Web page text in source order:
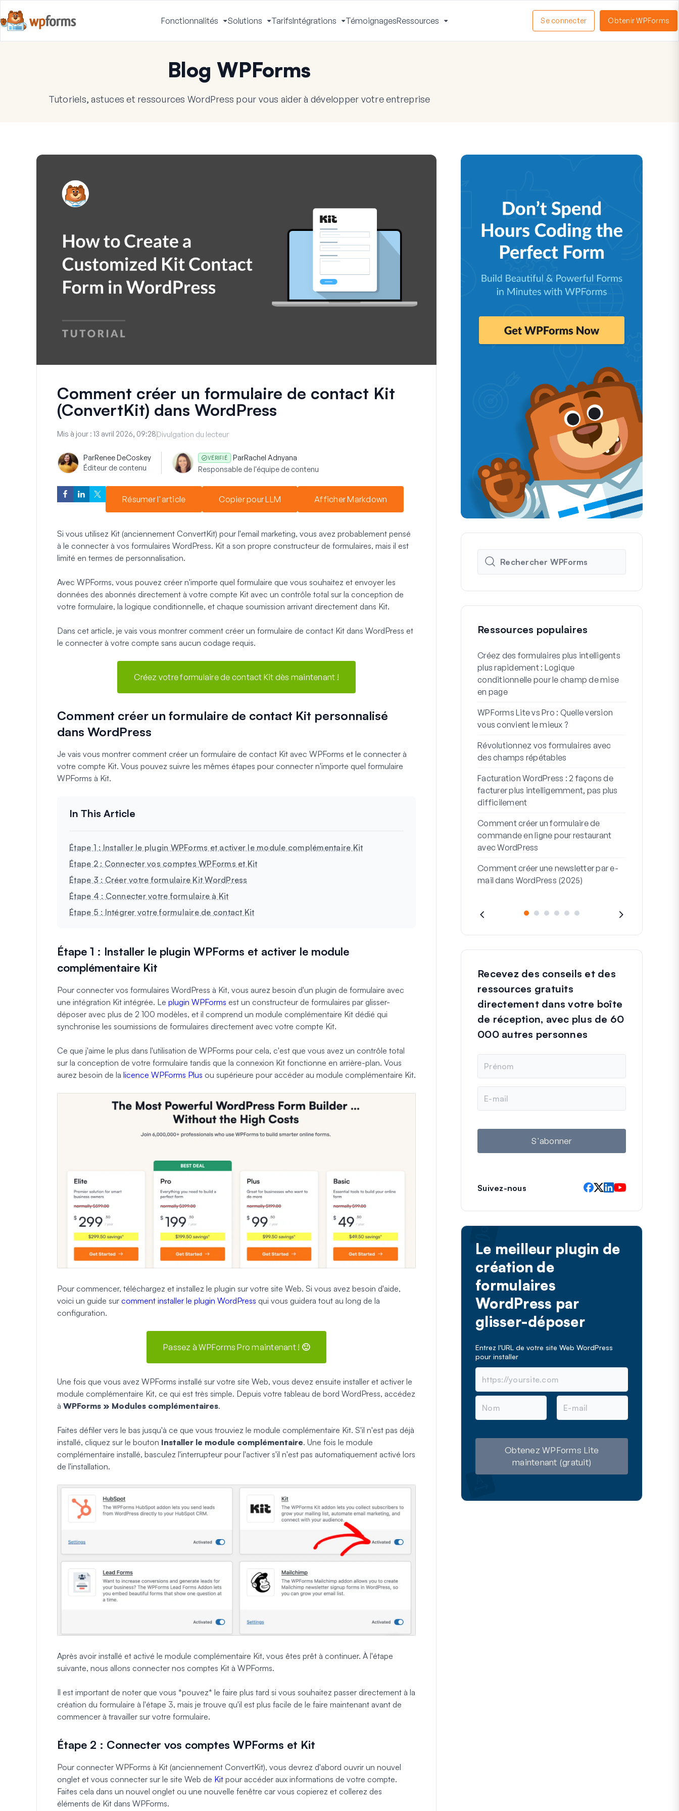
Fonctionnalités
Activer
le
Solutions
Activer
le
TarifsIntégrations
Activer
le
TémoignagesRessources
le
Se connecter Obtenir WPForms
Blog WPForms
Tutoriels, astuces et ressources WordPress pour vous aider à développer votre entreprise
Comment créer un formulaire de contact Kit
(ConvertKit) dans WordPress
Mis à jour : 13 avril 2026, 09:28Divulgation du lecteur
ParRenee DeCoskey
Éditeur de contenu
VÉRIFIÉ ParRachel Adnyana
Responsable de l'équipe de contenu
Résumer l'article Copier pour LLM Afficher Markdown
Si vous utilisez Kit (anciennement ConvertKit) pour l'email marketing, vous avez probablement pensé
à le connecter à vos formulaires WordPress. Kit a son propre constructeur de formulaires, mais il est
limité en termes de personnalisation.
Avec WPForms, vous pouvez créer n'importe quel formulaire que vous souhaitez et envoyer les
données des abonnés directement à votre compte Kit avec un contrôle total sur la conception de
votre formulaire, la logique conditionnelle, et chaque soumission arrivant directement dans Kit.
Dans cet article, je vais vous montrer comment créer un formulaire de contact Kit dans WordPress et
le connecter à votre compte sans aucun codage requis.
Créez votre formulaire de contact Kit dès maintenant !
Comment créer un formulaire de contact Kit personnalisé
dans WordPress
Je vais vous montrer comment créer un formulaire de contact Kit avec WPForms et le connecter à
votre compte Kit. Vous pouvez suivre les mêmes étapes pour connecter n'importe quel formulaire
WPForms à Kit.
Étape 1 : Installer le plugin WPForms et activer le module complémentaire Kit
Étape 2 : Connecter vos comptes WPForms et Kit
Étape 3 : Créer votre formulaire Kit WordPress
Étape 4 : Connecter votre formulaire à Kit
Étape 5 : Intégrer votre formulaire de contact Kit
Étape 1 : Installer le plugin WPForms et activer le module
complémentaire Kit
Pour connecter vos formulaires WordPress à Kit, vous aurez besoin d'un plugin de formulaire avec
une intégration Kit intégrée. Le plugin WPForms est un constructeur de formulaires par glisser-
déposer avec plus de 2 100 modèles, et il comprend un module complémentaire Kit dédié qui
synchronise les soumissions de formulaires directement avec votre compte Kit.
Ce que j'aime le plus dans l'utilisation de WPForms pour cela, c'est que vous avez un contrôle total
sur la conception de votre formulaire tandis que la connexion Kit fonctionne en arrière-plan. Vous
aurez besoin de la licence WPForms Plus ou supérieure pour accéder au module complémentaire Kit.
Pour commencer, téléchargez et installez le plugin sur votre site Web. Si vous avez besoin d'aide,
voici un guide sur comment installer le plugin WordPress qui vous guidera tout au long de la
configuration.
Passez à WPForms Pro maintenant ! 🙂
Une fois que vous avez WPForms installé sur votre site Web, vous devez ensuite installer et activer le
module complémentaire Kit, ce qui est très simple. Depuis votre tableau de bord WordPress, accédez
à WPForms » Modules complémentaires.
Faites défiler vers le bas jusqu'à ce que vous trouviez le module complémentaire Kit. S'il n'est pas déjà
installé, cliquez sur le bouton Installer le module complémentaire. Une fois le module
complémentaire installé, basculez l'interrupteur pour l'activer s'il n'est pas automatiquement activé lors
de l'installation.
Après avoir installé et activé le module complémentaire Kit, vous êtes prêt à continuer. À l'étape
suivante, nous allons connecter nos comptes Kit à WPForms.
Il est important de noter que vous *pouvez* le faire plus tard si vous souhaitez passer directement à la
création du formulaire à l'étape 3, mais je trouve qu'il est plus facile de le faire maintenant avant de
commencer à travailler sur votre formulaire.
Étape 2 : Connecter vos comptes WPForms et Kit
Pour connecter WPForms à Kit (anciennement ConvertKit), vous devrez d'abord ouvrir un nouvel
onglet et vous connecter sur le site Web de Kit pour accéder aux informations de votre compte.
Faites cela dans un nouvel onglet ou une nouvelle fenêtre car vous copierez et collerez des
éléments de Kit dans WPForms.
Ressources populaires
Créez des formulaires plus intelligents
plus rapidement : Logique
conditionnelle pour le champ de mise
en page
WPForms Lite vs Pro : Quelle version
vous convient le mieux ?
Révolutionnez vos formulaires avec
des champs répétables
Facturation WordPress : 2 façons de
facturer plus intelligemment, pas plus
difficilement
Comment créer un formulaire de
commande en ligne pour restaurant
avec WordPress
Comment créer une newsletter par e-
mail dans WordPress (2025)
Recevez des conseils et des
ressources gratuits
directement dans votre boîte
de réception, avec plus de 60
000 autres personnes
m
m
i
S'abonner
Suivez-nous
Le meilleur plugin de
création de
formulaires
WordPress par
glisser-déposer
Entrez l'URL de votre site Web WordPress
pour installer
N
m
E
m
Obtenez WPForms Lite
maintenant (gratuit)